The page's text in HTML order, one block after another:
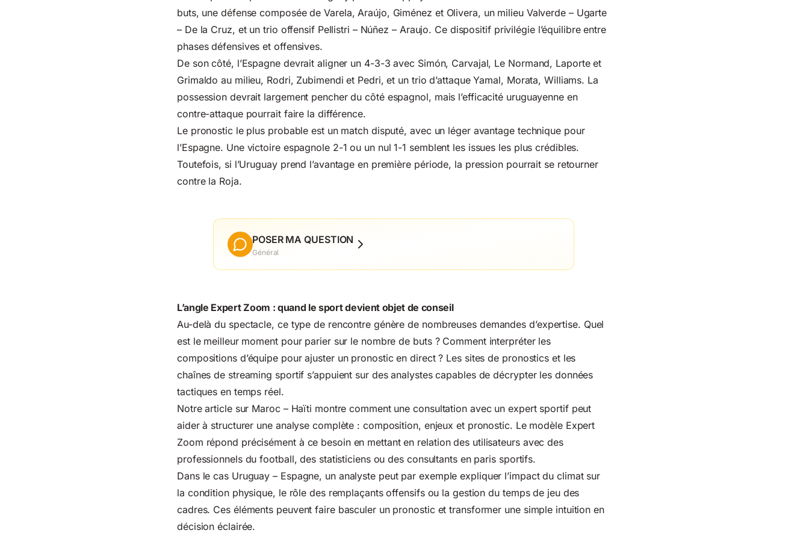
buts, une défense composée de Varela, Araújo, Giménez et Olivera, un milieu Valverde – Ugarte
– De la Cruz, et un trio offensif Pellistri – Núñez – Araujo. Ce dispositif privilégie l’équilibre entre
phases défensives et offensives.
De son côté, l’Espagne devrait aligner un 4-3-3 avec Simón, Carvajal, Le Normand, Laporte et
Grimaldo au milieu, Rodri, Zubimendi et Pedri, et un trio d’attaque Yamal, Morata, Williams. La
possession devrait largement pencher du côté espagnol, mais l’efficacité uruguayenne en
contre-attaque pourrait faire la différence.
Le pronostic le plus probable est un match disputé, avec un léger avantage technique pour
l’Espagne. Une victoire espagnole 2-1 ou un nul 1-1 semblent les issues les plus crédibles.
Toutefois, si l’Uruguay prend l’avantage en première période, la pression pourrait se retourner
contre la Roja.
POSER MA QUESTION
Général
L’angle Expert Zoom : quand le sport devient objet de conseil
Au-delà du spectacle, ce type de rencontre génère de nombreuses demandes d’expertise. Quel
est le meilleur moment pour parier sur le nombre de buts ? Comment interpréter les
compositions d’équipe pour ajuster un pronostic en direct ? Les sites de pronostics et les
chaînes de streaming sportif s’appuient sur des analystes capables de décrypter les données
tactiques en temps réel.
Notre article sur Maroc – Haïti montre comment une consultation avec un expert sportif peut
aider à structurer une analyse complète : composition, enjeux et pronostic. Le modèle Expert
Zoom répond précisément à ce besoin en mettant en relation des utilisateurs avec des
professionnels du football, des statisticiens ou des consultants en paris sportifs.
Dans le cas Uruguay – Espagne, un analyste peut par exemple expliquer l’impact du climat sur
la condition physique, le rôle des remplaçants offensifs ou la gestion du temps de jeu des
cadres. Ces éléments peuvent faire basculer un pronostic et transformer une simple intuition en
décision éclairée.